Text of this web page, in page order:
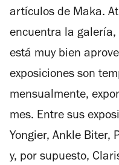
artículos de Maka.
encuentra la galería,
está muy bien
exposiciones son
mensualmente,
mes. Entre sus
Yongier, Ankle Biter,
y, por supuesto,